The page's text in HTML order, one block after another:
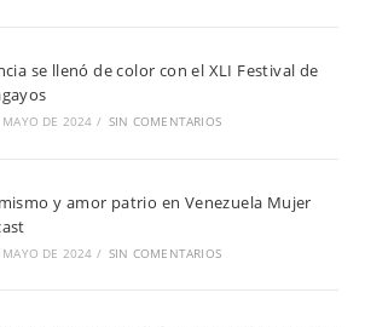
se llenó de color con el XLI Festival de
DE 2024 / SIN COMENTARIOS
y amor patrio en Venezuela Mujer
DE 2024 / SIN COMENTARIOS